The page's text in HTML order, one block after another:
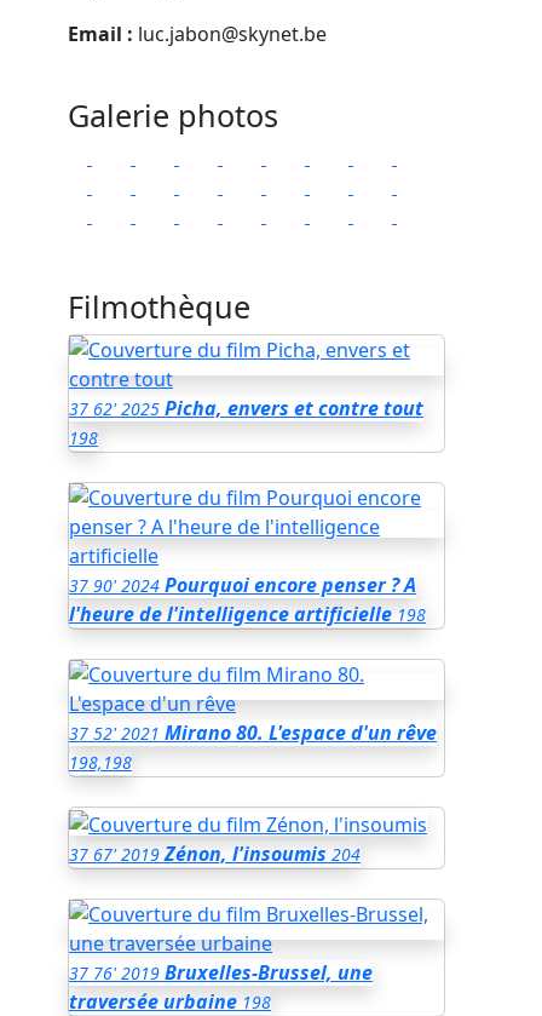
Email : luc.jabon@skynet.be
Galerie photos
Filmothèque
37 62' 2025 Picha, envers et contre tout
198
37 90' 2024 Pourquoi encore penser ? A
l'heure de l'intelligence artificielle 198
37 52' 2021 Mirano 80. L'espace d'un rêve
198,198
37 67' 2019 Zénon, l'insoumis 204
37 76' 2019 Bruxelles-Brussel, une
traversée urbaine 198